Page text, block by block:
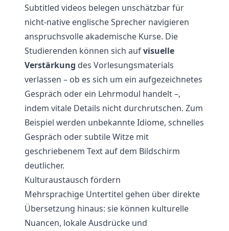
Subtitled videos belegen unschätzbar für
nicht-native englische Sprecher navigieren
anspruchsvolle akademische Kurse. Die
Studierenden können sich aufvisuelle
Verstärkung des Vorlesungsmaterials
verlassen – ob es sich um ein aufgezeichnetes
Gespräch oder ein Lehrmodul handelt –,
indem vitale Details nicht durchrutschen. Zum
Beispiel werden unbekannte Idiome, schnelles
Gespräch oder subtile Witze mit
geschriebenem Text auf dem Bildschirm
deutlicher.
Kulturaustausch fördern
Mehrsprachige Untertitel gehen über direkte
Übersetzung hinaus: sie können kulturelle
Nuancen, lokale Ausdrücke und